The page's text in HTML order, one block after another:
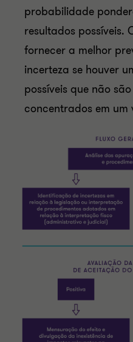
probabilidade
resultados possíveis.
fornecer a melhor
incerteza se houver
possíveis que não
concentrados em um